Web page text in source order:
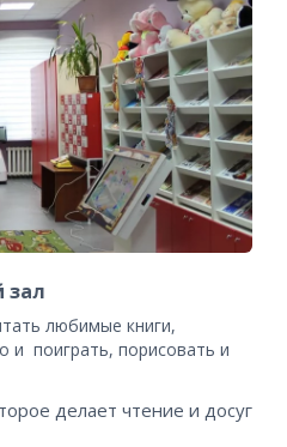
зал
любимые книги,
поиграть, порисовать и
делает чтение и досуг